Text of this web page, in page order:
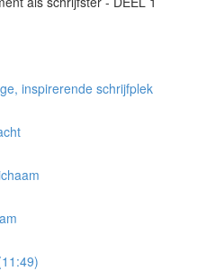
inspirerende schrijfplek